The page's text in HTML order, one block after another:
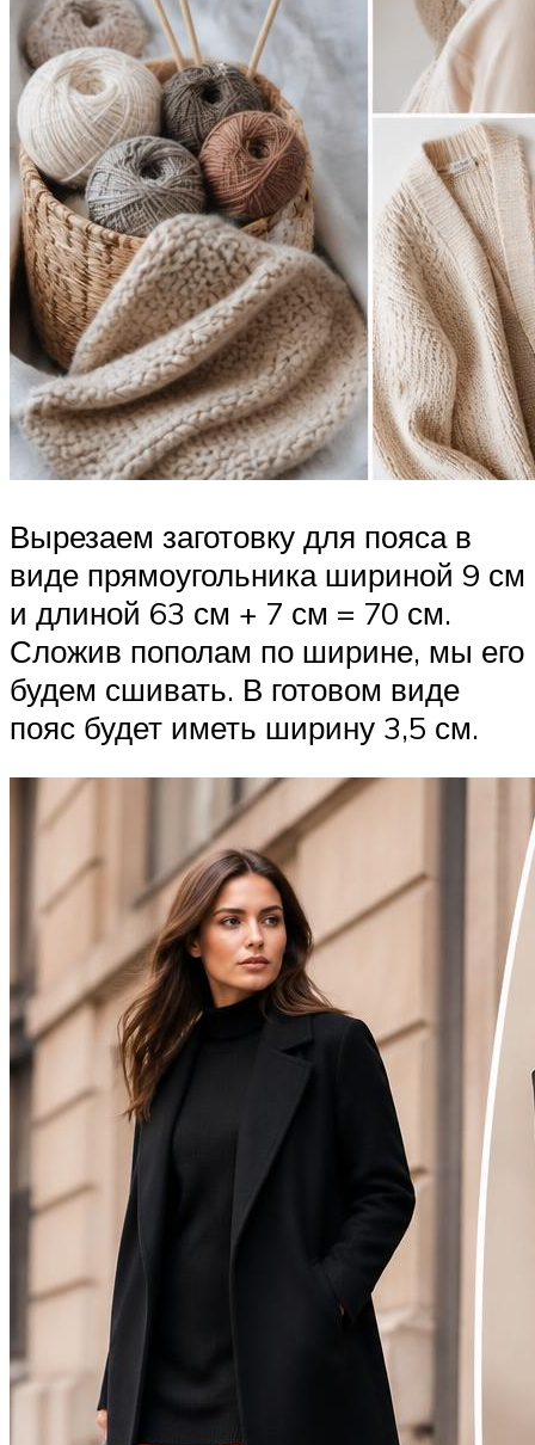
Вырезаем заготовку для пояса в
виде прямоугольника шириной 9 см
и длиной 63 см + 7 см = 70 см.
Сложив пополам по ширине, мы его
будем сшивать. В готовом виде
пояс будет иметь ширину 3,5 см.